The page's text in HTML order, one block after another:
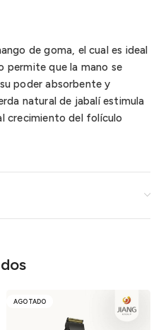
de goma, el cual es ideal
permite que la mano se
poder absorbente y
natural de jabalí estimula
crecimiento del folículo
AGOTADO